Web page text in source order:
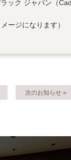
ージになります）
次のお知らせ »